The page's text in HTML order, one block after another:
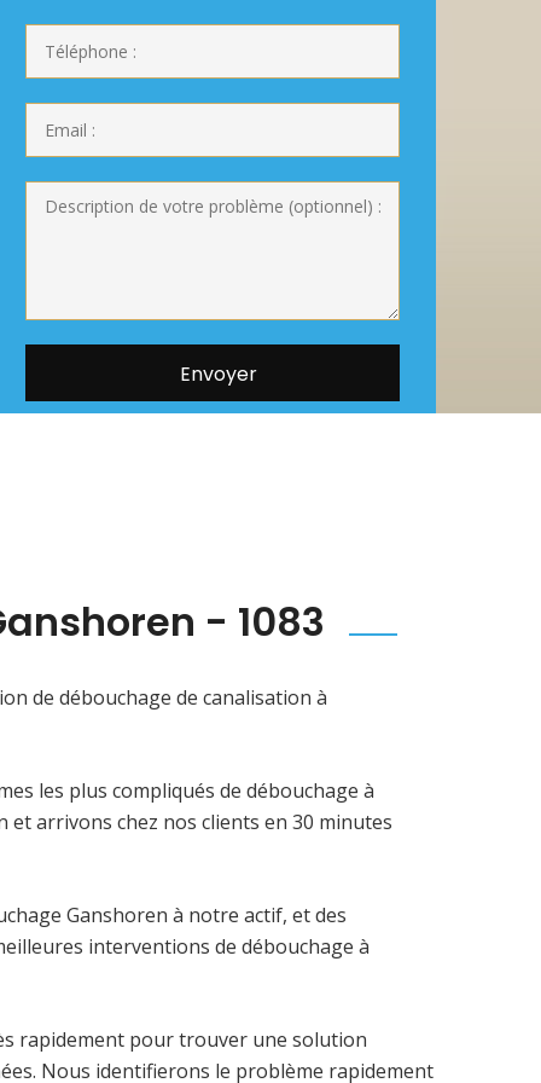
- 1083
de débouchage de canalisation à
les plus compliqués de débouchage à
et arrivons chez nos clients en 30 minutes
Ganshoren à notre actif, et des
interventions de débouchage à
rapidement pour trouver une solution
Nous identifierons le problème rapidement